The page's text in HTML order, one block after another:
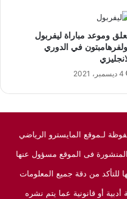
وموعد مباراة ليفربول
في الدوري
4 ديسمبر، 2021
المنشورة فى الموقع مسؤول عنها
للتأكد من دقة جميع المعلومات
أو قانونية عما يتم نشره